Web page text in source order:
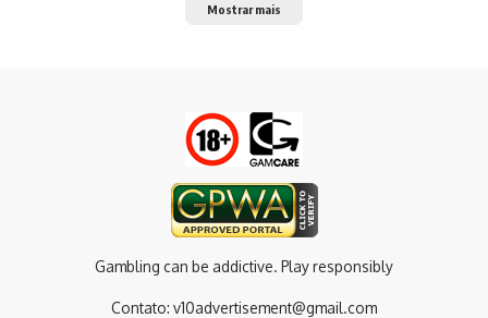
Mostrar mais
Gambling can be addictive. Play responsibly
Contato: v10advertisement@gmail.com